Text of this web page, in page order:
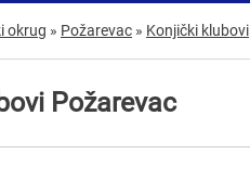
okrug » Požarevac » Konjički klubovi
Požarevac